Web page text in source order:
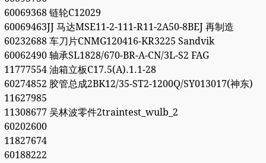
60069368 链轮C12029
60069463JJ 马达MSE11-2-111-R11-2A50-8BEJ 再制造
60232688 车刀片CNMG120416-KR3225 Sandvik
60062490 轴承SL1828/670-BR-A-CN/3L-S2 FAG
11777554 油箱立板C17.5(A).1.1-28
60274852 胶管总成2BK12/35-ST2-1200Q/SY013017(神东)
11627985
11308677 吴林波零件2traintest_wulb_2
60202600
11827674
60188222